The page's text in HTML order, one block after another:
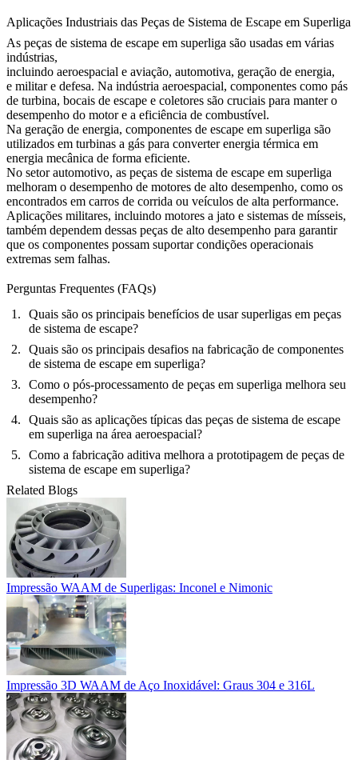
Aplicações Industriais das Peças de Sistema de Escape em Superliga
As peças de sistema de escape em superliga são usadas em várias
indústrias,
incluindo aeroespacial e aviação, automotiva, geração de energia,
e militar e defesa. Na indústria aeroespacial, componentes como pás
de turbina, bocais de escape e coletores são cruciais para manter o
desempenho do motor e a eficiência de combustível.
Na geração de energia, componentes de escape em superliga são
utilizados em turbinas a gás para converter energia térmica em
energia mecânica de forma eficiente.
No setorautomotivo, as peças de sistema de escape em superliga
melhoram o desempenho de motores de alto desempenho, como os
encontrados em carros de corrida ou veículos de alta performance.
Aplicações militares, incluindo motores a jato e sistemas de mísseis,
também dependem dessas peças de alto desempenho para garantir
que os componentes possam suportar condições operacionais
extremas sem falhas.
Perguntas Frequentes (FAQs)
Quais são os principais benefícios de usar superligas em peças
de sistema de escape?
Quais são os principais desafios na fabricação de componentes
de sistema de escape em superliga?
Como o pós-processamento de peças em superliga melhora seu
desempenho?
Quais são as aplicações típicas das peças de sistema de escape
em superliga na área aeroespacial?
Como a fabricação aditiva melhora a prototipagem de peças de
sistema de escape em superliga?
Related Blogs
Impressão WAAM de Superligas: Inconel e Nimonic
Impressão 3D WAAM de Aço Inoxidável: Graus 304 e 316L